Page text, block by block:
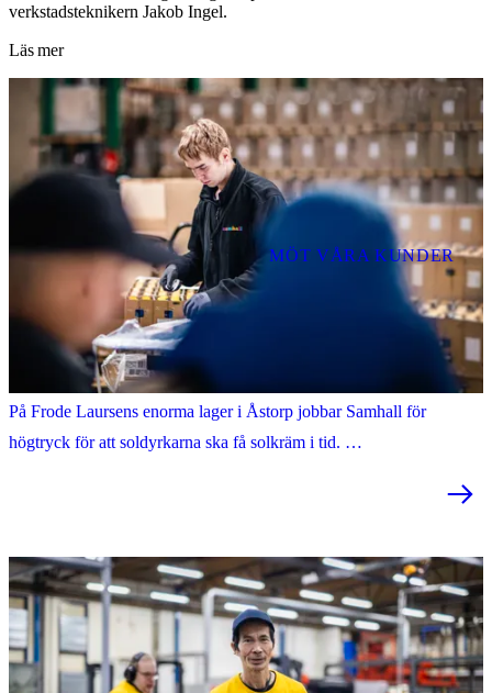
verkstadsteknikern Jakob Ingel.
Läs mer
MÖT VÅRA KUNDER
Frode Laursen vet att Samhall är här varje vecka, året runt
Nu kommer sommaren och den brännande solen.
På Frode Laursens enorma lager i Åstorp jobbar Samhall för
högtryck för att soldyrkarna ska få solkräm i tid.